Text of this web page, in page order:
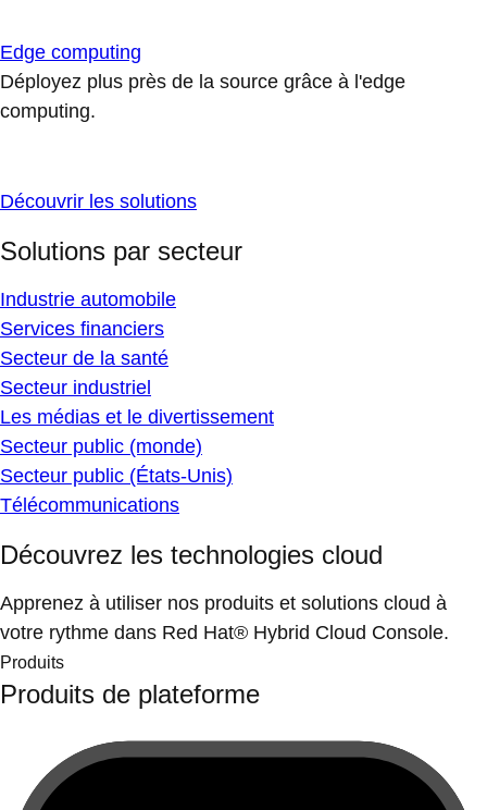
Edge computing
Déployez plus près de la source grâce à l'edge
computing.
Découvrir les solutions
Solutions par secteur
Industrie automobile
Services financiers
Secteur de la santé
Secteur industriel
Les médias et le divertissement
Secteur public (monde)
Secteur public (États-Unis)
Télécommunications
Découvrez les technologies cloud
Apprenez à utiliser nos produits et solutions cloud à
votre rythme dans Red Hat® Hybrid Cloud Console.
Produits
Produits de plateforme